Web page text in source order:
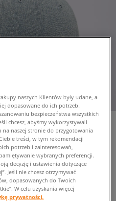
naszych Klientów były udane, a
dopasowane do ich potrzeb.
bezpieczeństwa wszystkich
chcesz, abyśmy wykorzystywali
na naszej stronie do przygotowania
treści, w tym rekomendacji
potrzeb i zainteresowań,
wybranych preferencji.
decyzję i ustawienia dotyczące
Jeśli nie chcesz otrzymywać
dopasowanych do Twoich
W celu uzyskania więcej
prywatności.